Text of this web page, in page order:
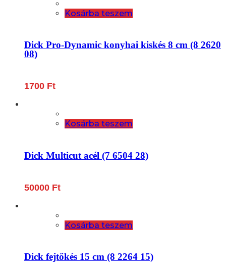
Kosárba teszem
Dick Pro-Dynamic konyhai kiskés 8 cm (8 2620
08)
1700 Ft
Kosárba teszem
Dick Multicut acél (7 6504 28)
50000 Ft
Kosárba teszem
Dick fejtőkés 15 cm (8 2264 15)